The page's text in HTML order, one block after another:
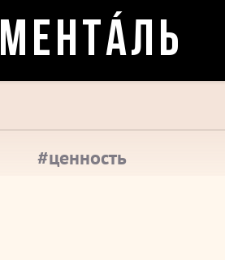
МЕНТÁЛЬ
#ценность